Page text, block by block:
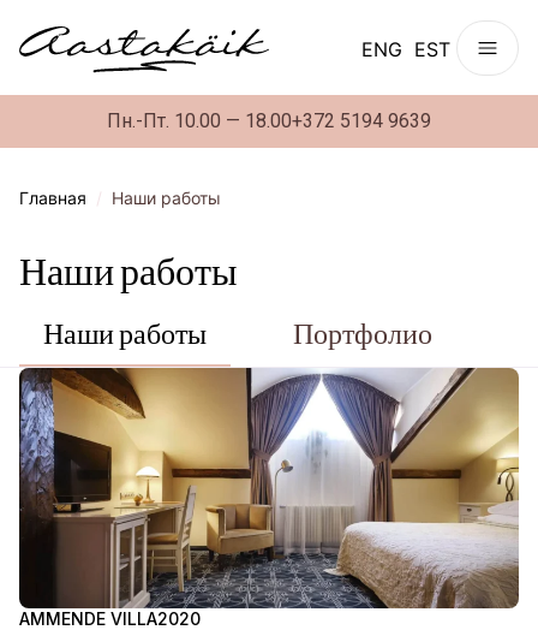
ENG EST
Пн.-Пт. 10.00 — 18.00+372 5194 9639
Главная / Наши работы
Наши работы
Наши работы Портфолио
AMMENDE VILLA2020